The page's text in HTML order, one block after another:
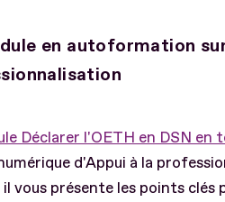
en autoformation
Déclarer l'OETH en DSN en
d'Appui à la
il vous présente les points